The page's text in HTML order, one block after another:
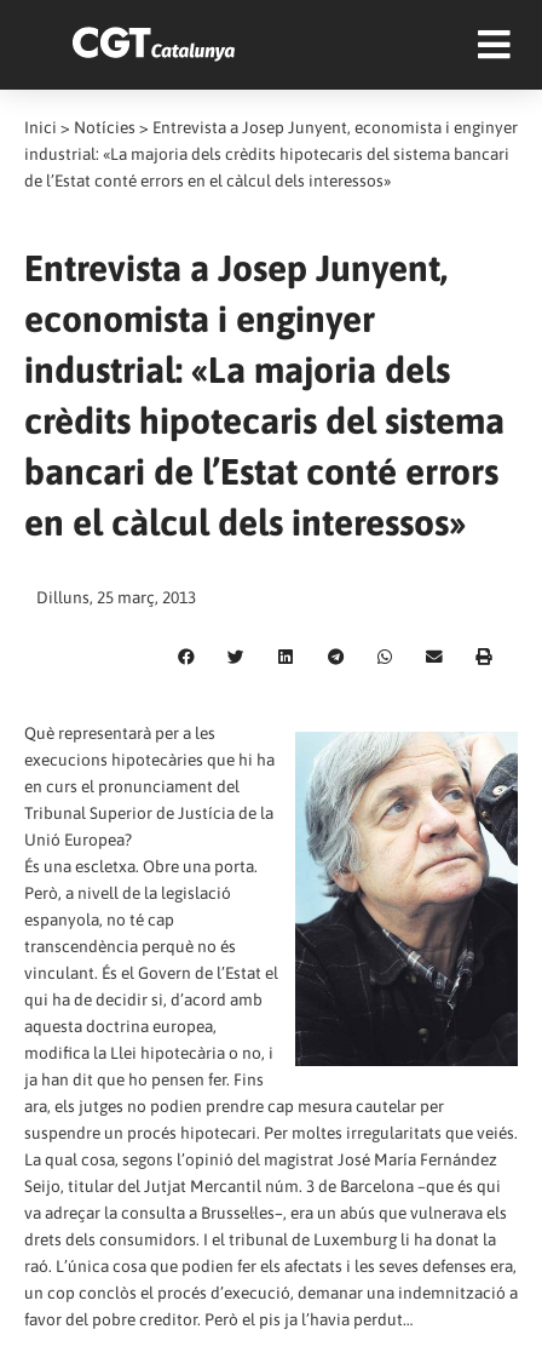
Inici > Notícies > Entrevista a Josep Junyent, economista i enginyer
industrial: «La majoria dels crèdits hipotecaris del sistema bancari
de l’Estat conté errors en el càlcul dels interessos»
Entrevista a Josep Junyent,
economista i enginyer
industrial: «La majoria dels
crèdits hipotecaris del sistema
bancari de l’Estat conté errors
en el càlcul dels interessos»
Dilluns, 25 març, 2013
Què representarà per a les
execucions hipotecàries que hi ha
en curs el pronunciament del
Tribunal Superior de Justícia de la
Unió Europea?
És una escletxa. Obre una porta.
Però, a nivell de la legislació
espanyola, no té cap
transcendència perquè no és
vinculant. És el Govern de l’Estat el
qui ha de decidir si, d’acord amb
aquesta doctrina europea,
modifica la Llei hipotecària o no, i
ja han dit que ho pensen fer. Fins
ara, els jutges no podien prendre cap mesura cautelar per
suspendre un procés hipotecari. Per moltes irregularitats que veiés.
La qual cosa, segons l’opinió del magistrat José María Fernández
Seijo, titular del Jutjat Mercantil núm. 3 de Barcelona –que és qui
va adreçar la consulta a Brussel·les–, era un abús que vulnerava els
drets dels consumidors. I el tribunal de Luxemburg li ha donat la
raó. L’única cosa que podien fer els afectats i les seves defenses era,
un cop conclòs el procés d’execució, demanar una indemnització a
favor del pobre creditor. Però el pis ja l’havia perdut…